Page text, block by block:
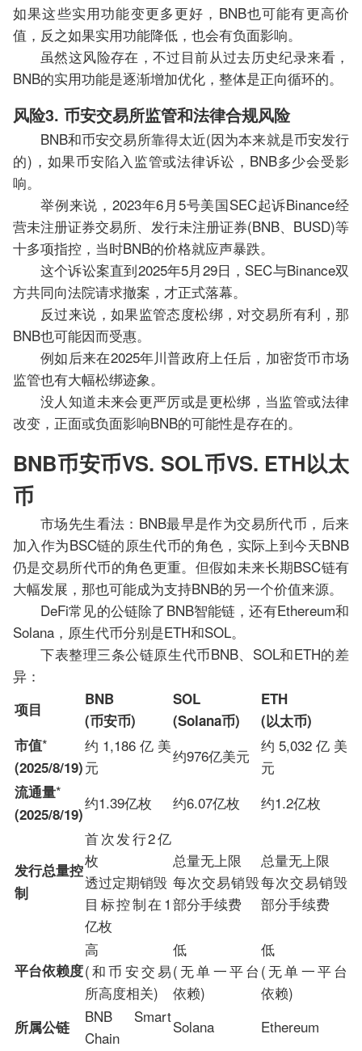
如果这些实用功能变更多更好，BNB也可能有更高价
值，反之如果实用功能降低，也会有负面影响。
虽然这风险存在，不过目前从过去历史纪录来看，
BNB的实用功能是逐渐增加优化，整体是正向循环的。
风险3. 币安交易所监管和法律合规风险
BNB和币安交易所靠得太近(因为本来就是币安发行
的)，如果币安陷入监管或法律诉讼，BNB多少会受影
响。
举例来说，2023年6月5号美国SEC起诉Binance经
营未注册证券交易所、发行未注册证券(BNB、BUSD)等
十多项指控，当时BNB的价格就应声暴跌。
这个诉讼案直到2025年5月29日，SEC与Binance双
方共同向法院请求撤案，才正式落幕。
反过来说，如果监管态度松绑，对交易所有利，那
BNB也可能因而受惠。
例如后来在2025年川普政府上任后，加密货币市场
监管也有大幅松绑迹象。
没人知道未来会更严厉或是更松绑，当监管或法律
改变，正面或负面影响BNB的可能性是存在的。
BNB币安币VS. SOL币VS. ETH以太
币
市场先生看法：BNB最早是作为交易所代币，后来
加入作为BSC链的原生代币的角色，实际上到今天BNB
仍是交易所代币的角色更重。但假如未来长期BSC链有
大幅发展，那也可能成为支持BNB的另一个价值来源。
DeFi常见的公链除了BNB智能链，还有Ethereum和
Solana，原生代币分别是ETH和SOL。
下表整理三条公链原生代币BNB、SOL和ETH的差
异：
项目
BNB
(币安币)
SOL
(Solana币)
ETH
(以太币)
市值*
(2025/8/19)
约1,186亿美
元
约976亿美元
约5,032亿美
元
流通量*
(2025/8/19)
约1.39亿枚 约6.07亿枚 约1.2亿枚
发行总量控
制
首次发行2亿
枚
透过定期销毁
目标控制在1
亿枚
总量无上限
每次交易销毁
部分手续费
总量无上限
每次交易销毁
部分手续费
平台依赖度
高
(和币安交易
所高度相关)
低
(无单一平台
依赖)
低
(无单一平台
依赖)
所属公链
BNB Smart
Chain
Solana Ethereum